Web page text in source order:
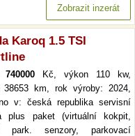
Zobrazit inzerát
Karoq 1.5 TSI
740000 Kč, výkon 110 kw,
38653 km, rok výroby: 2024,
v: česká republika servisní
plus paket (virtuální kokpit,
park. senzory, parkovací